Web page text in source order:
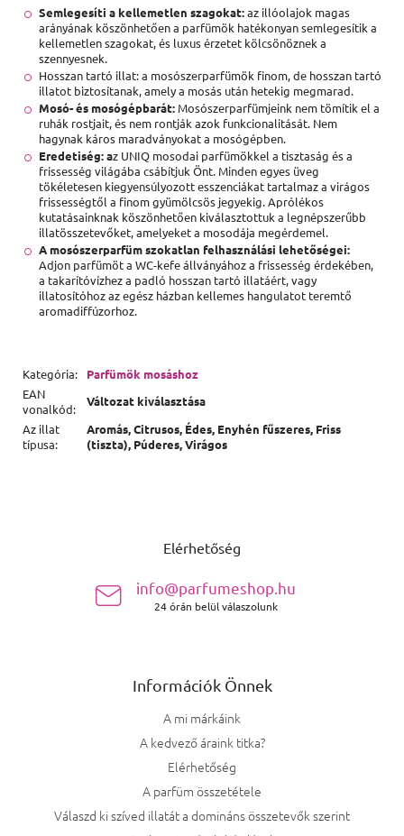
Semlegesíti a kellemetlen szagokat:az illóolajok magas
arányának köszönhetően a parfümök hatékonyan semlegesítik a
kellemetlen szagokat, és luxus érzetet kölcsönöznek a
szennyesnek.
Hosszan tartó illat: a mosószerparfümök finom, de hosszan tartó
illatot biztosítanak, amely a mosás után hetekig megmarad.
Mosó- és mosógépbarát: Mosószerparfümjeink nem tömítik el a
ruhák rostjait, és nem rontják azok funkcionalitását. Nem
hagynak káros maradványokat a mosógépben.
Eredetiség: az UNIQ mosodai parfümökkel a tisztaság és a
frissesség világába csábítjuk Önt. Minden egyes üveg
tökéletesen kiegyensúlyozott esszenciákat tartalmaz a virágos
frissességtől a finom gyümölcsös jegyekig. Aprólékos
kutatásainknak köszönhetően kiválasztottuk a legnépszerűbb
illatösszetevőket, amelyeket a mosodája megérdemel.
A mosószerparfüm szokatlan felhasználási lehetőségei:
Adjon parfümöt a WC-kefe állványához a frissesség érdekében,
a takarítóvízhez a padló hosszan tartó illatáért, vagy
illatosítóhoz az egész házban kellemes hangulatot teremtő
aromadiffúzorhoz.
Kategória:
Parfümök mosáshoz
EAN
vonalkód:
Változat kiválasztása
Az illat
típusa:
Aromás, Citrusos, Édes, Enyhén fűszeres, Friss
(tiszta), Púderes, Virágos
Elérhetőség
info@parfumeshop.hu
24 órán belül válaszolunk
Információk Önnek
A mi márkáink
A kedvező áraink titka?
Elérhetőség
A parfüm összetétele
Válaszd ki szíved illatát a domináns összetevők szerint